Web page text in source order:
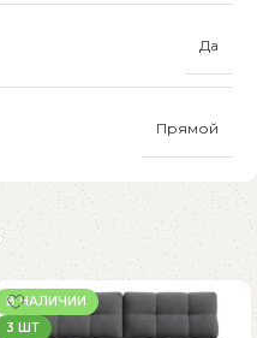
Да
Прямой
В НАЛИЧИИ
3 ШТ